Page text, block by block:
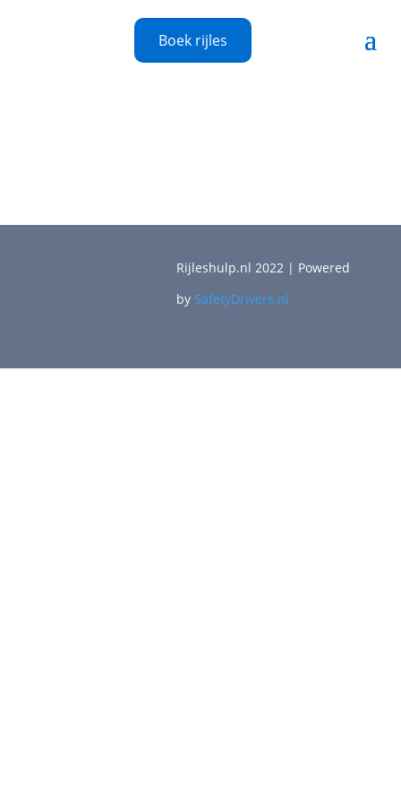
Boek rijles
Rijleshulp.nl 2022 | Powered
by SafetyDrivers.nl